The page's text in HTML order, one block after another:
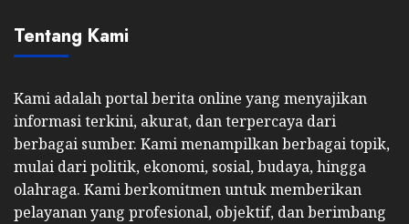
Tentang Kami
Kami adalah portal berita online yang menyajikan
informasi terkini, akurat, dan terpercaya dari
berbagai sumber. Kami menampilkan berbagai topik,
mulai dari politik, ekonomi, sosial, budaya, hingga
olahraga. Kami berkomitmen untuk memberikan
pelayanan yang profesional, objektif, dan berimbang